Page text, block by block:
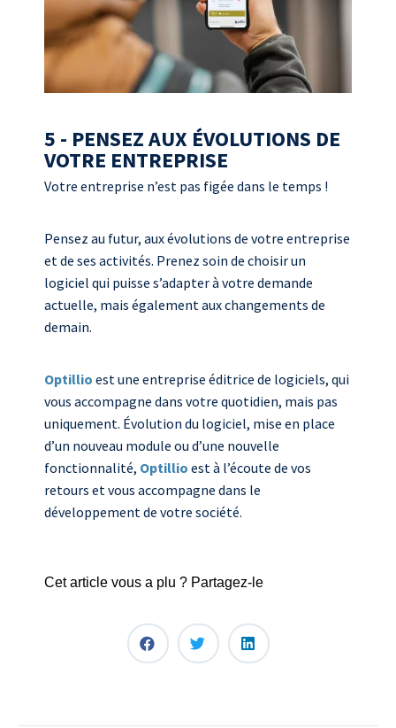
5 - PENSEZ AUX ÉVOLUTIONS DE
VOTRE ENTREPRISE
Votre entreprise n’est pas figée dans le temps !
Pensez au futur, aux évolutions de votre entreprise
et de ses activités. Prenez soin de choisir un
logiciel qui puisse s’adapter à votre demande
actuelle, mais également aux changements de
demain.
Optillio est une entreprise éditrice de logiciels, qui
vous accompagne dans votre quotidien, mais pas
uniquement. Évolution du logiciel, mise en place
d’un nouveau module ou d’une nouvelle
fonctionnalité, Optillio est à l’écoute de vos
retours et vous accompagne dans le
développement de votre société.
Cet article vous a plu ? Partagez-le